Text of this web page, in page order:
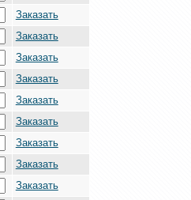
Заказать
Заказать
Заказать
Заказать
Заказать
Заказать
Заказать
Заказать
Заказать